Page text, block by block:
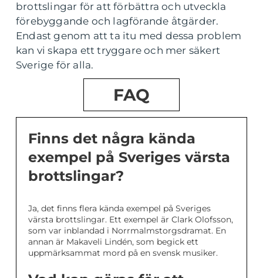
brottslingar för att förbättra och utveckla
förebyggande och lagförande åtgärder.
Endast genom att ta itu med dessa problem
kan vi skapa ett tryggare och mer säkert
Sverige för alla.
FAQ
Finns det några kända
exempel på Sveriges värsta
brottslingar?
Ja, det finns flera kända exempel på Sveriges
värsta brottslingar. Ett exempel är Clark Olofsson,
som var inblandad i Norrmalmstorgsdramat. En
annan är Makaveli Lindén, som begick ett
uppmärksammat mord på en svensk musiker.